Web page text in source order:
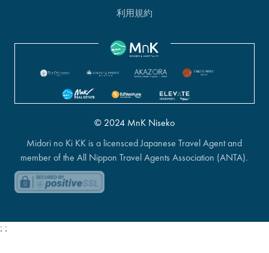
利用規約
© 2024 MnK Niseko
Midori no Ki KK is a licensced Japanese Travel Agent and
member of the All Nippon Travel Agents Association (ANTA).
; ;